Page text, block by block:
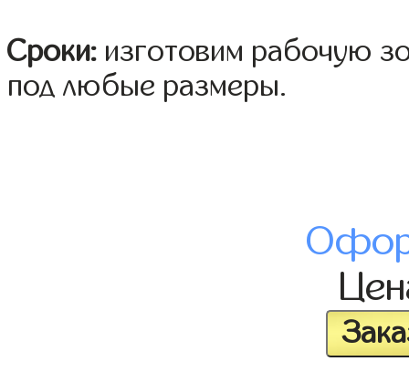
Сроки: изготовим рабочую
под любые размеры.